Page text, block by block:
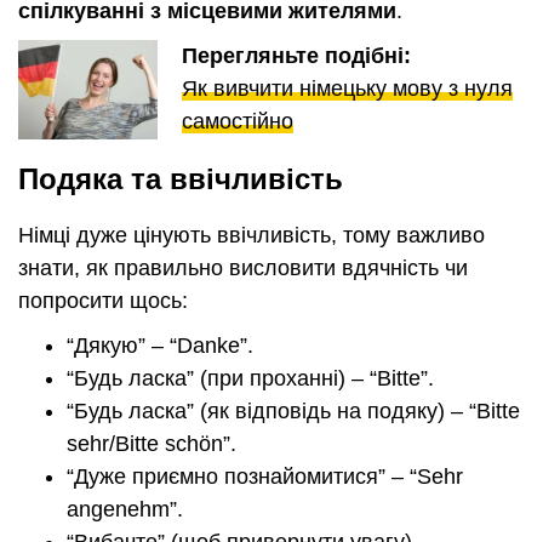
спілкуванні з місцевими жителями.
Перегляньте подібні:
Як вивчити німецьку мову з нуля
самостійно
Подяка та ввічливість
Німці дуже цінують ввічливість, тому важливо
знати, як правильно висловити вдячність чи
попросити щось:
“Дякую” – “Danke”.
“Будь ласка” (при проханні) – “Bitte”.
“Будь ласка” (як відповідь на подяку) – “Bitte
sehr/Bitte schön”.
“Дуже приємно познайомитися” – “Sehr
angenehm”.